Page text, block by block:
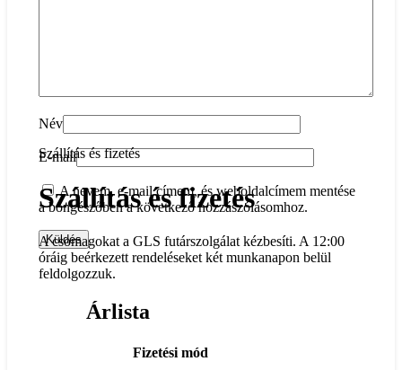
Név
E-mail
A nevem, e-mail címem, és weboldalcímem mentése
a böngészőben a következő hozzászólásomhoz.
Szállítás és fizetés
Szállítás és fizetés
A csomagokat a GLS futárszolgálat kézbesíti. A 12:00
óráig beérkezett rendeléseket két munkanapon belül
feldolgozzuk.
Árlista
Fizetési mód